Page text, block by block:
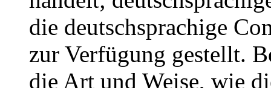
die deutschsprachige
zur Verfügung gestellt.
die Art und Weise, wie